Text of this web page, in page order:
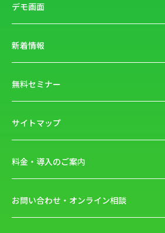
デモ画面
新着情報
無料セミナー
サイトマップ
料金・導入のご案内
お問い合わせ・オンライン相談